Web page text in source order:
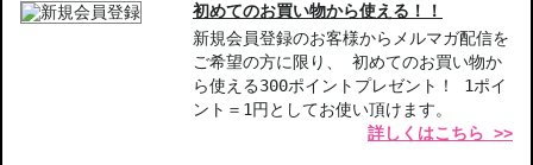
なめらかな質感-肌に優しく自然な仕上がりを実現
ウォーターレジスタント-汗や皮脂に強く美しい眉をキープ
【こんな方へおすすめ】
眉メイクにこだわりたい方
初めてのお買い物から使える！！
新規会員登録のお客様からメルマガ配信を
ご希望の方に限り、 初めてのお買い物か
ら使える300ポイントプレゼント！ 1ポイ
ント＝1円としてお使い頂けます。
詳しくはこちら >>